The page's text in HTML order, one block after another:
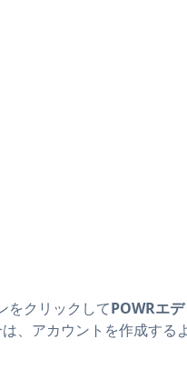
をクリックしてPOWRエ
、アカウントを作成する